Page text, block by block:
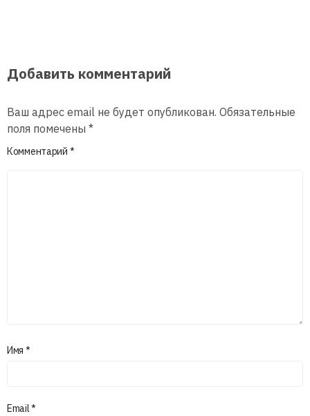
Добавить комментарий
Ваш адрес email не будет опубликован. Обязательные
поля помечены *
Комментарий *
Имя *
Email*